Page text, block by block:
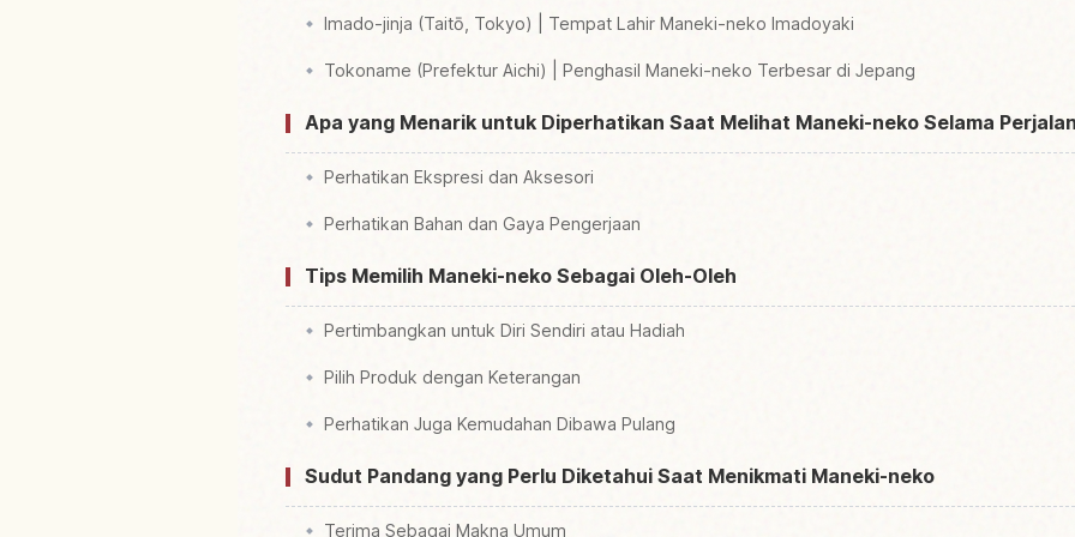
Imado-jinja (Taitō, Tokyo) | Tempat Lahir Maneki-neko Imadoyaki
Tokoname (Prefektur Aichi) | Penghasil Maneki-neko Terbesar di Jepang
Apa yang Menarik untuk Diperhatikan Saat Melihat Maneki-neko Selama
Perhatikan Ekspresi dan Aksesori
Perhatikan Bahan dan Gaya Pengerjaan
Tips Memilih Maneki-neko Sebagai Oleh-Oleh
Pertimbangkan untuk Diri Sendiri atau Hadiah
Pilih Produk dengan Keterangan
Perhatikan Juga Kemudahan Dibawa Pulang
Sudut Pandang yang Perlu Diketahui Saat Menikmati Maneki-neko
Terima Sebagai Makna Umum